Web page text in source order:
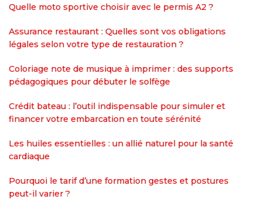
Quelle moto sportive choisir avec le permis A2 ?
Assurance restaurant : Quelles sont vos obligations
légales selon votre type de restauration ?
Coloriage note de musique à imprimer : des supports
pédagogiques pour débuter le solfège
Crédit bateau : l’outil indispensable pour simuler et
financer votre embarcation en toute sérénité
Les huiles essentielles : un allié naturel pour la santé
cardiaque
Pourquoi le tarif d’une formation gestes et postures
peut-il varier ?